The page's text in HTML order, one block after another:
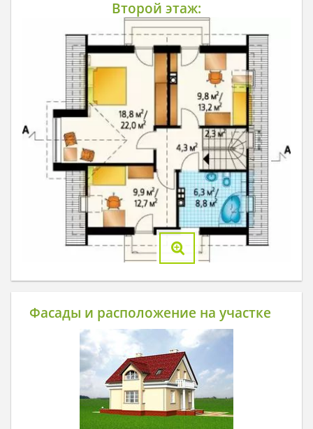
Второй этаж:
Фасады и расположение на участке